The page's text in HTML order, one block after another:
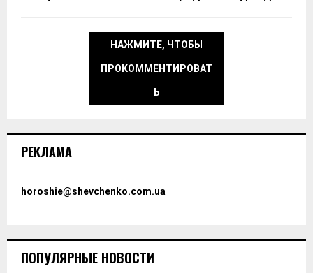
НАЖМИТЕ, ЧТОБЫ
ПРОКОММЕНТИРОВАТ
Ь
РЕКЛАМА
horoshie@shevchenko.com.ua
ПОПУЛЯРНЫЕ НОВОСТИ